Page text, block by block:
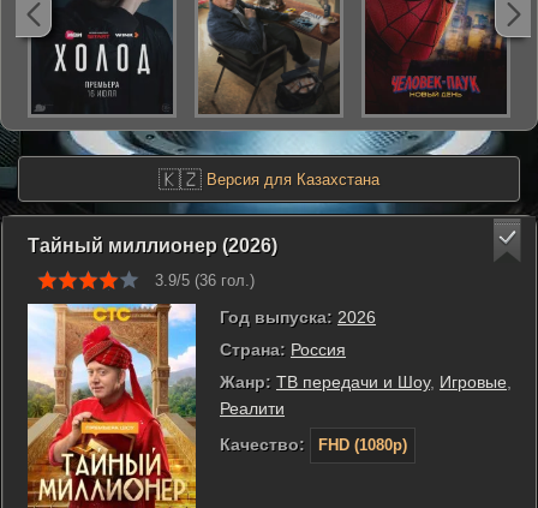
🇰🇿 Версия для Казахстана
Тайный миллионер (2026)
3.9/5 (36 гол.)
Год выпуска: 2026
Страна: Россия
Жанр: ТВ передачи и Шоу, Игровые
Реалити
Качество:
FHD (1080p)